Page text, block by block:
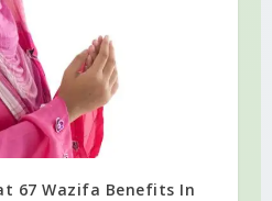
67 Wazifa Benefits In